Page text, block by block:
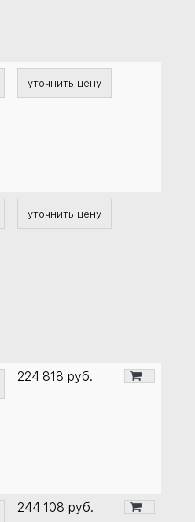
уточнить цену
уточнить цену
224 818 руб.
244 108 руб.